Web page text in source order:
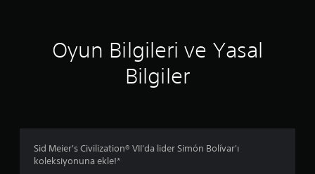
n
6
Oyun Bilgileri ve Yasal
Bilgiler
Sid Meier's Civilization® VII'da lider Simón Bolívar'ı
koleksiyonuna ekle!*